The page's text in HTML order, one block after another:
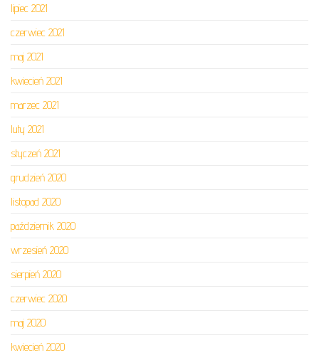
lipiec 2021
czerwiec 2021
maj 2021
kwiecień 2021
marzec 2021
luty 2021
styczeń 2021
grudzień 2020
listopad 2020
październik 2020
wrzesień 2020
sierpień 2020
czerwiec 2020
maj 2020
kwiecień 2020